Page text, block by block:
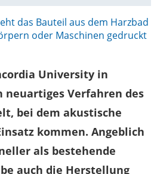
das Bauteil aus dem Harzbad
oder Maschinen gedruckt
University in
neuartiges Verfahren des
bei dem akustische
kommen. Angeblich
als bestehende
auch die Herstellung